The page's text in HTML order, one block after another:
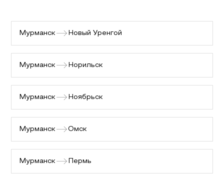
Мурманск Новый Уренгой
Мурманск Норильск
Мурманск Ноябрьск
Мурманск Омск
Мурманск Пермь